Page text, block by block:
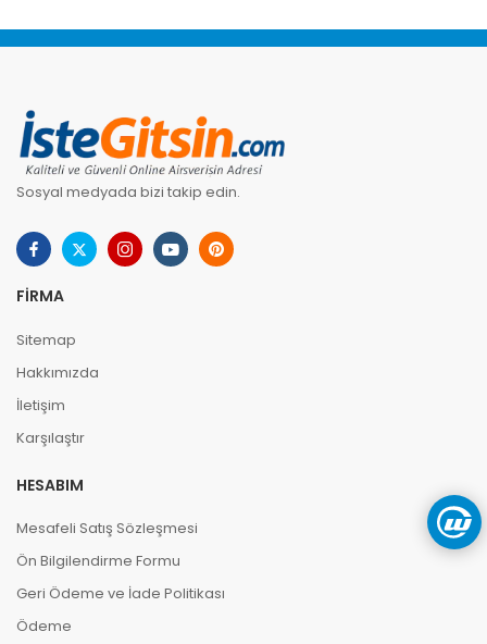
Sosyal medyada bizi takip edin.
FIRMA
Sitemap
Hakkımızda
İletişim
Karşılaştır
HESABIM
Mesafeli Satış Sözleşmesi
Ön Bilgilendirme Formu
Geri Ödeme ve İade Politikası
Ödeme